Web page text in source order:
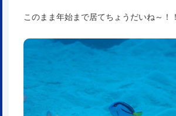
このまま年始まで居てちょうだいね～！！